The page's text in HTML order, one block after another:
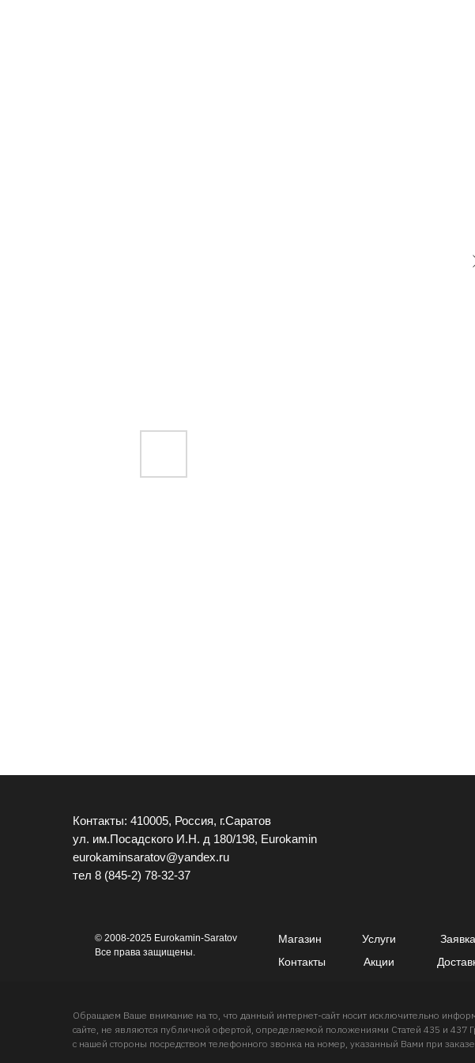
Контакты: 410005, Россия, г.Саратов
ул. им.Посадского И.Н. д 180/198, Eurokamin
eurokaminsaratov@yandex.ru
тел 8 (845-2) 78-32-37
Магазин
© 2008-2025 Eurokamin-Saratov
Все права защищены.
Услуги Заявка
Акции
Контакты
Обращаем Ваше внимание на то, что данный интернет-сайт носит исключительно
сайте, не являются публичной офертой, определяемой положениями Статей 435 и 437
с нашей стороны посредством телефонного звонка на номер, указанный Вами при заказе.